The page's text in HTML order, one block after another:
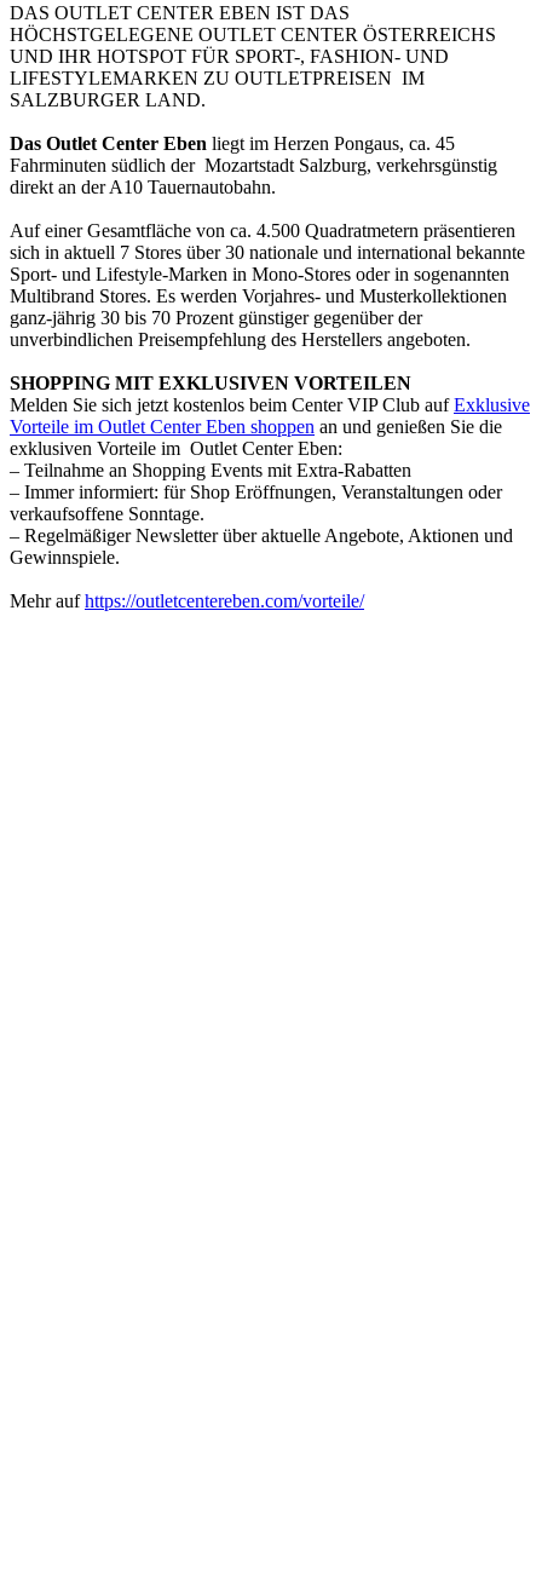
DAS OUTLET CENTER EBEN IST DAS
HÖCHSTGELEGENE OUTLET CENTER ÖSTERREICHS
UND IHR HOTSPOT FÜR SPORT-, FASHION- UND
LIFESTYLEMARKEN ZU OUTLETPREISEN IM
SALZBURGER LAND.
Das Outlet Center Eben liegt im Herzen Pongaus, ca. 45
Fahrminuten südlich der Mozartstadt Salzburg, verkehrsgünstig
direkt an der A10 Tauernautobahn.
Auf einer Gesamtfläche von ca. 4.500 Quadratmetern präsentieren
sich in aktuell 7 Stores über 30 nationale und international bekannte
Sport- und Lifestyle-Marken in Mono-Stores oder in sogenannten
Multibrand Stores. Es werden Vorjahres- und Musterkollektionen
ganz-jährig 30 bis 70 Prozent günstiger gegenüber der
unverbindlichen Preisempfehlung des Herstellers angeboten.
SHOPPING MIT EXKLUSIVEN VORTEILEN
Melden Sie sich jetzt kostenlos beim Center VIP Club aufExklusive
Vorteile im Outlet Center Eben shoppen an und genießen Sie die
exklusiven Vorteile im Outlet Center Eben:
– Teilnahme an Shopping Events mit Extra-Rabatten
– Immer informiert: für Shop Eröffnungen, Veranstaltungen oder
verkaufsoffene Sonntage.
– Regelmäßiger Newsletter über aktuelle Angebote, Aktionen und
Gewinnspiele.
Mehr aufhttps://outletcentereben.com/vorteile/